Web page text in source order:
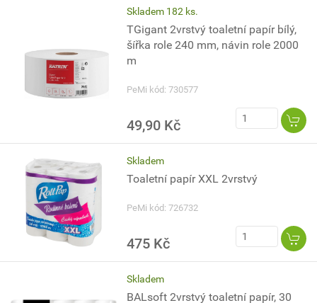
Skladem 182 ks.
TGigant 2vrstvý toaletní papír bílý,
šířka role 240 mm, návin role 2000
m
PeMi kód: 730577
49,90 Kč
Skladem
Toaletní papír XXL 2vrstvý
PeMi kód: 726732
475 Kč
Skladem
BALsoft 2vrstvý toaletní papír, 30